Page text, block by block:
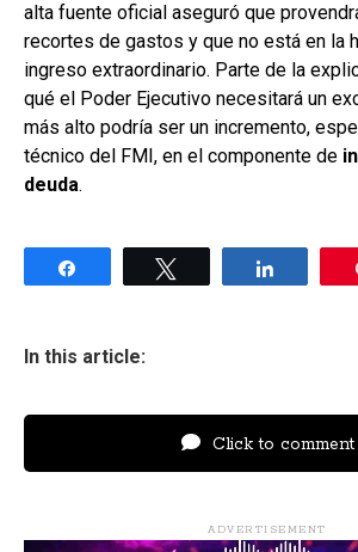
alta fuente oficial aseguró que
recortes de gastos y que no está en la
ingreso extraordinario. Parte de la
qué el Poder Ejecutivo necesitará un
más alto podría ser un incremento,
técnico del FMI, en el componente de
deuda.
In this article:
Click to comment
ADVERTISEMENT